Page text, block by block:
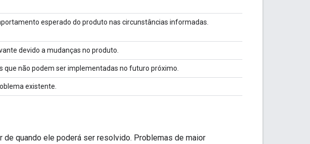
esperado do produto nas circunstâncias informadas.
devido a mudanças no produto.
que não podem ser implementadas no futuro próximo.
existente.
de quando ele poderá ser resolvido. Problemas de maior